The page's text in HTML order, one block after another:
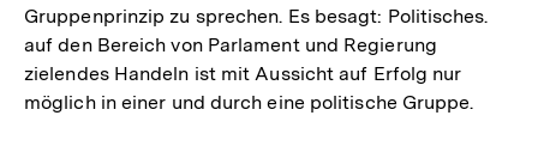
Gruppenprinzip zu sprechen. Es besagt: Politisches.
auf den Bereich von Parlament und Regierung
zielendes Handeln ist mit Aussicht auf Erfolg nur
möglich in einer und durch eine politische Gruppe.